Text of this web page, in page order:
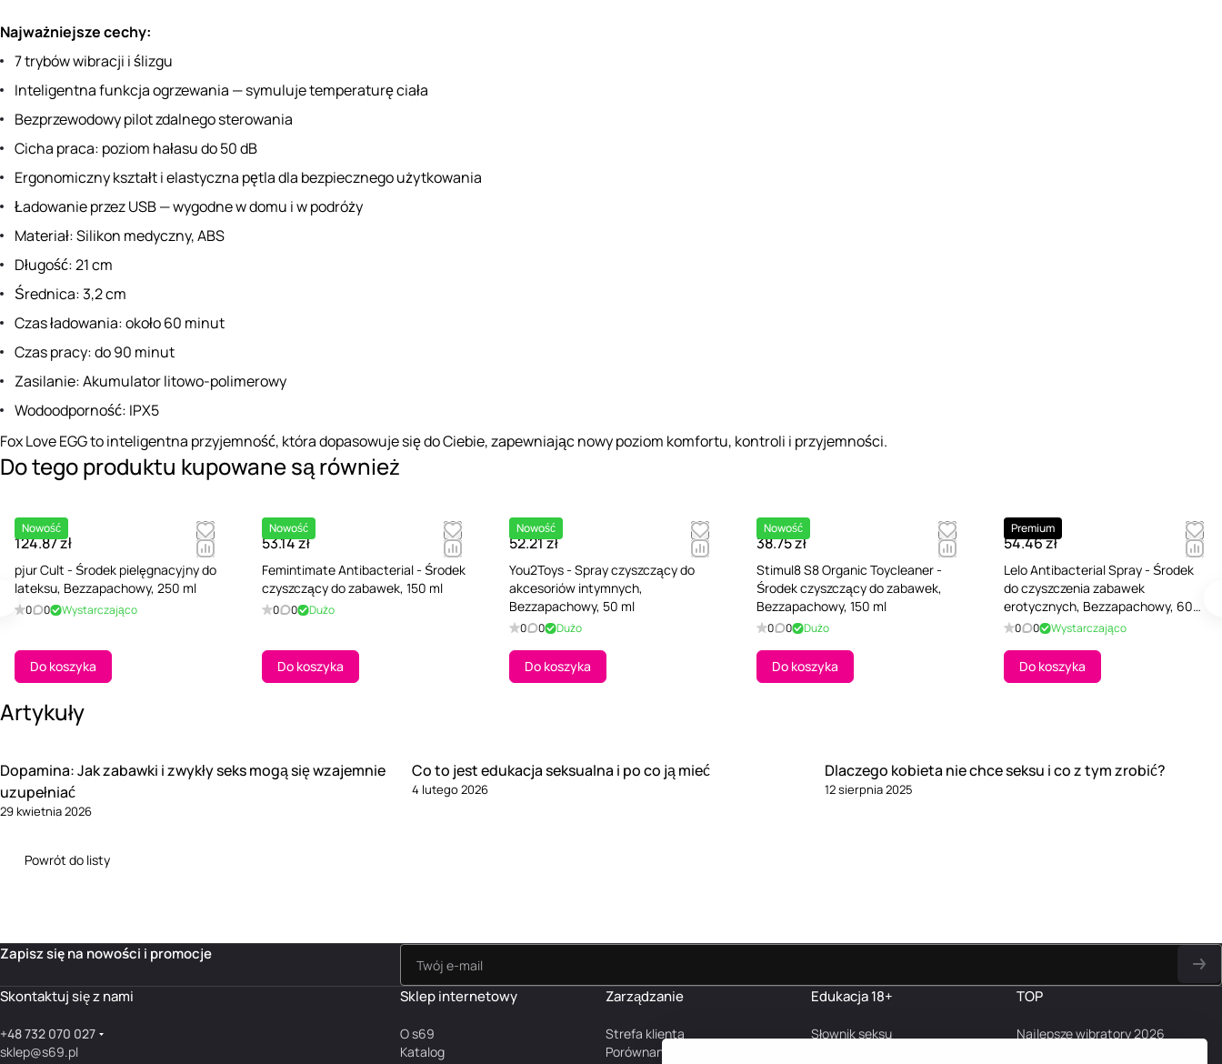
Najważniejsze cechy:
7 trybów wibracji i ślizgu
Inteligentna funkcja ogrzewania — symuluje temperaturę ciała
Bezprzewodowy pilot zdalnego sterowania
Cicha praca: poziom hałasu do 50 dB
Ergonomiczny kształt i elastyczna pętla dla bezpiecznego użytkowania
Ładowanie przez USB — wygodne w domu i w podróży
Materiał: Silikon medyczny, ABS
Długość: 21 cm
Średnica: 3,2 cm
Czas ładowania: około 60 minut
Czas pracy: do 90 minut
Zasilanie: Akumulator litowo-polimerowy
Wodoodporność: IPX5
Fox Love EGG to inteligentna przyjemność, która dopasowuje się do Ciebie, zapewniając nowy poziom komfortu, kontroli i przyjemności.
Do tego produktu kupowane są również
Nowość
124.87 zł
pjur Cult - Środek pielęgnacyjny do
lateksu, Bezzapachowy, 250 ml
0 0 Wystarczająco
Do koszyka
Nowość
53.14 zł
Femintimate Antibacterial - Środek
czyszczący do zabawek, 150 ml
0 0 Dużo
Do koszyka
Nowość
52.21 zł
You2Toys - Spray czyszczący do
akcesoriów intymnych,
Bezzapachowy, 50 ml
0 0 Dużo
Do koszyka
Nowość
38.75 zł
Stimul8 S8 Organic Toycleaner -
Środek czyszczący do zabawek,
Bezzapachowy, 150 ml
0 0 Dużo
Do koszyka
Premium
54.46 zł
Lelo Antibacterial Spray - Środek
do czyszczenia zabawek
erotycznych, Bezzapachowy, 60
ml0 0 Wystarczająco
Do koszyka
Artykuły
Dopamina: Jak zabawki i zwykły seks mogą się wzajemnie
uzupełniać
29 kwietnia 2026
Co to jest edukacja seksualna i po co ją mieć
4 lutego 2026
Dlaczego kobieta nie chce seksu i co z tym zrobić?
12 sierpnia 2025
Powrót do listy
Zapisz się na nowości i promocje
Skontaktuj się z nami
+48 732 070 027
sklep@s69.pl
Sklep internetowy
O s69
Katalog
Zarządzanie
Strefa klienta
Porównanie produktów
Edukacja 18+
Słownik seksu
TOP
Najlepsze wibratory 2026